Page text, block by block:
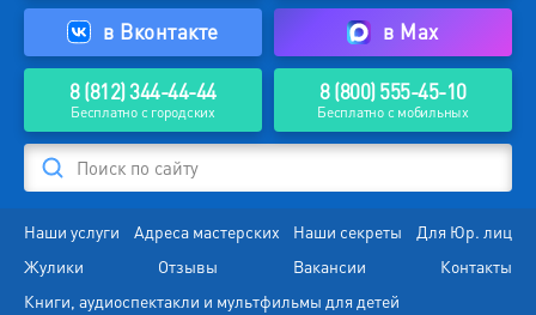
в Вконтакте в Max
8 (812) 344-44-44
Бесплатно с городских
8 (800) 555-45-10
Бесплатно с мобильных
Поиск по сайту
Наши услуги Адреса мастерских Наши секреты
Для Юр. лиц
Жулики
Отзывы Вакансии
Контакты
Книги, аудиоспектакли и мультфильмы для детей